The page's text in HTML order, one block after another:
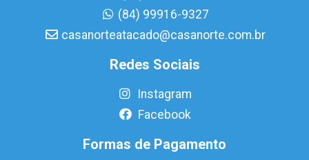
(84) 99916-9327
casanorteatacado@casanorte.com.br
Redes Sociais
Instagram
Facebook
Formas de Pagamento